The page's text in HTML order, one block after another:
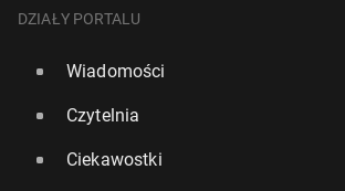
DZIAŁY PORTALU
Wiadomości
Czytelnia
Ciekawostki